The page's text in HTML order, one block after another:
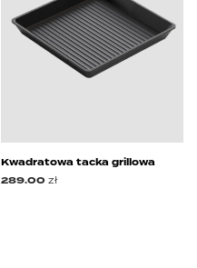
Kwadratowa tacka grillowa
289.00 zł